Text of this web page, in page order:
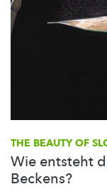
THE BEAUTY OF
Wie entsteht
Beckens?